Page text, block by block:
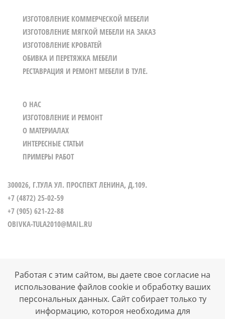
Работая с этим сайтом, вы даете свое согласие на
использование файлов cookie и обработку ваших
персональных данных. Сайт собирает только ту
информацию, котороя необходима для
ИЗГОТОВЛЕНИЕ КОММЕРЧЕСКОЙ МЕБЕЛИ
ИЗГОТОВЛЕНИЕ МЯГКОЙ МЕБЕЛИ НА ЗАКАЗ
ИЗГОТОВЛЕНИЕ КРОВАТЕЙ
ОБИВКА И ПЕРЕТЯЖКА МЕБЕЛИ
РЕСТАВРАЦИЯ И РЕМОНТ МЕБЕЛИ В ТУЛЕ.
О НАС
ИЗГОТОВЛЕНИЕ И РЕМОНТ
О МАТЕРИАЛАХ
ИНТЕРЕСНЫЕ СТАТЬИ
ПРИМЕРЫ РАБОТ
300026, Г.ТУЛА УЛ. ПРОСПЕКТ ЛЕНИНА, Д.109.
+7 (4872) 25-02-59
+7 (905) 621-22-88
OBIVKA-TULA2010@MAIL.RU
ВСЕ ПРАВА ЗАЩИЩЕНЫ © 2026
РАЗРАБОТКА И ПРОДВИЖЕНИЕ САЙТОВ WEB-СТУДИЯ
"ВЕРТОЛЁТ"